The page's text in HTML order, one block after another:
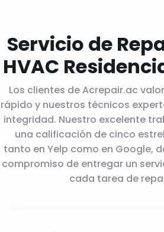
Servicio de
HVAC
Los clientes de Acrepair.ac
rápido y nuestros técnicos
integridad. Nuestro excelente
una calificación de cinco
tanto en Yelp como en Google,
compromiso de entregar un
cada tarea de